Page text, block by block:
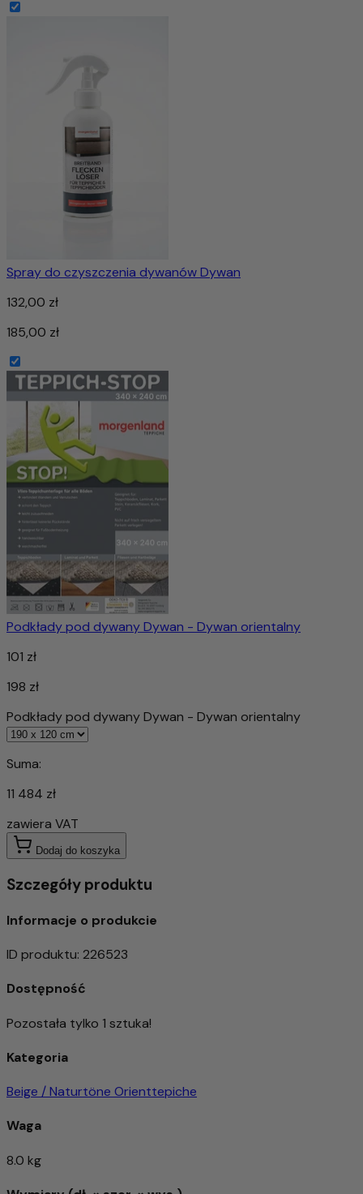
Spray do czyszczenia dywanów Dywan
132,00 zł
185,00 zł
Podkłady pod dywany Dywan - Dywan orientalny
101 zł
198 zł
Podkłady pod dywany Dywan - Dywan orientalny
Suma:
11 484 zł
zawiera VAT
Dodaj do koszyka
Szczegóły produktu
Informacje o produkcie
ID produktu: 226523
Dostępność
Pozostała tylko 1 sztuka!
Kategoria
Beige / Naturtöne Orienttepiche
Waga
8.0 kg